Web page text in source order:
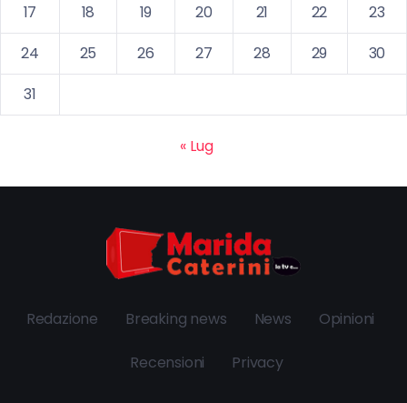
17
18 19 20 21 22
23
24
25 26 27 28 29
30
31
« Lug
Redazione Breaking news News Opinioni
Recensioni Privacy